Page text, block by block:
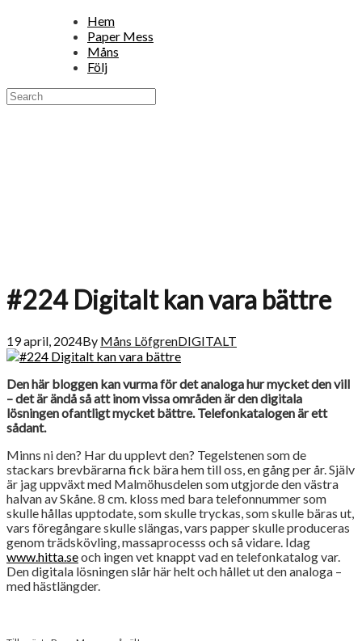
Hem
Paper Mess
Måns
Följ
#224 Digitalt kan vara bättre
19 april, 2024By Måns LöfgrenDIGITALT
Den här bloggen kan vurma för det analoga hur mycket den vill
– det är ändå så att inom vissa områden är den digitala
lösningen ofantligt mycket bättre. Telefonkatalogen är ett
sådant.
Minns ni den? Har du upplevt den? Tegelstenen som de
stackars brevbärarna fick bära hem till oss, en gång per år. Själv
är jag uppväxt med Malmöhusdelen som utgjorde den västra
halvan av Skåne. 8 cm. kloss med bara telefonnummer som
skulle hållas upptodate, som skulle tryckas, som skulle bäras ut,
vars föregångare skulle slängas, vars papper skulle produceras
genom trädskövling, massaprocesss och så vidare. Idag
www.hitta.seoch ingen vet knappt vad en telefonkatalog var.
Den digitala lösningen slår här helt och hållet ut den analoga –
med hästlängder.